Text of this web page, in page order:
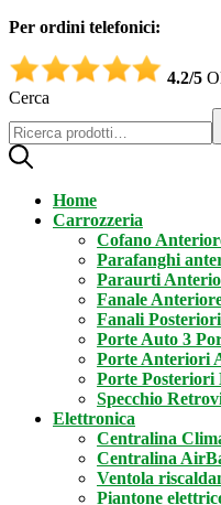
Per ordini telefonici:
4.2/5
Cerca
Home
Carrozzeria
Cofano
Parafanghi
Paraurti
Fanale
Fanali Posteriori
Porte Auto 3
Porte Anteriori
Porte Posteriori
Specchio
Elettronica
Centralina
Centralina
Ventola
Piantone